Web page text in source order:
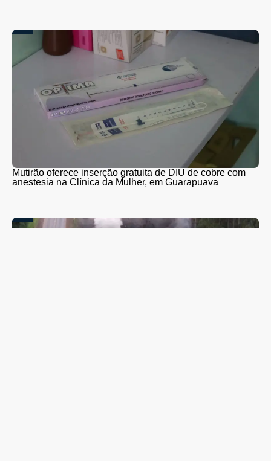
Mutirão oferece inserção gratuita de DIU de cobre com
anestesia na Clínica da Mulher, em Guarapuava